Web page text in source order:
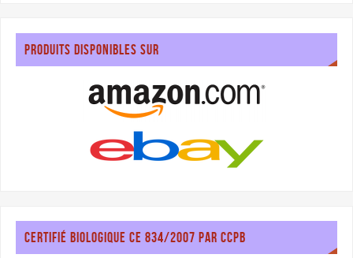
PRODUITS DISPONIBLES SUR
CERTIFIÉ BIOLOGIQUE CE 834/2007 PAR CCPB